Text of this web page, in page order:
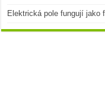
Elektrická pole fungují jako